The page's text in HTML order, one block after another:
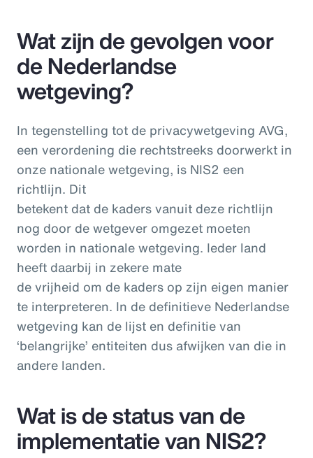
Wat zijn de gevolgen voor
de Nederlandse
wetgeving?
In tegenstelling tot de privacywetgeving AVG,
een verordening die rechtstreeks doorwerkt in
onze nationale wetgeving, is NIS2 een
richtlijn. Dit
betekent dat de kaders vanuit deze richtlijn
nog door de wetgever omgezet moeten
worden in nationale wetgeving. Ieder land
heeft daarbij in zekere mate
de vrijheid om de kaders op zijn eigen manier
te interpreteren. In de definitieve Nederlandse
wetgeving kan de lijst en definitie van
‘belangrijke’ entiteiten dus afwijken van die in
andere landen.
Wat is de status van de
implementatie van NIS2?